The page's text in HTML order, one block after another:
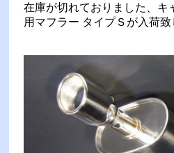
在庫が切れておりました、キ
用マフラー タイプＳが入荷致